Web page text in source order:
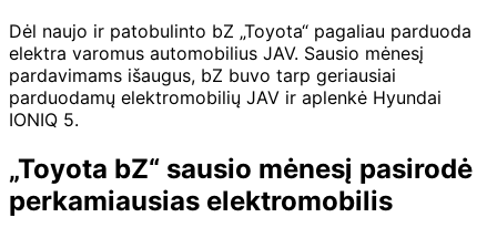
Dėl naujo ir patobulinto bZ „Toyota“ pagaliau parduoda
elektra varomus automobilius JAV. Sausio mėnesį
pardavimams išaugus, bZ buvo tarp geriausiai
parduodamų elektromobilių JAV ir aplenkė Hyundai
IONIQ 5.
„Toyota bZ“ sausio mėnesį pasirodė
perkamiausias elektromobilis